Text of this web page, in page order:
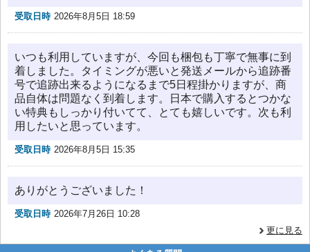
受取日時 2026年8月5日 18:59
いつも利用していますが、今回も梱包も丁寧で無事に到
着しました。タイミングが悪いと発送メールから追跡番
号で追跡出来るようになるまで5日程掛かりますが、商
品自体は問題なく到着します。日本で購入するとつかな
い特典もしっかり付いてて、とても嬉しいです。次も利
用したいと思っています。
受取日時 2026年8月5日 15:35
ありがとうございました！
受取日時 2026年7月26日 10:28
更に見る